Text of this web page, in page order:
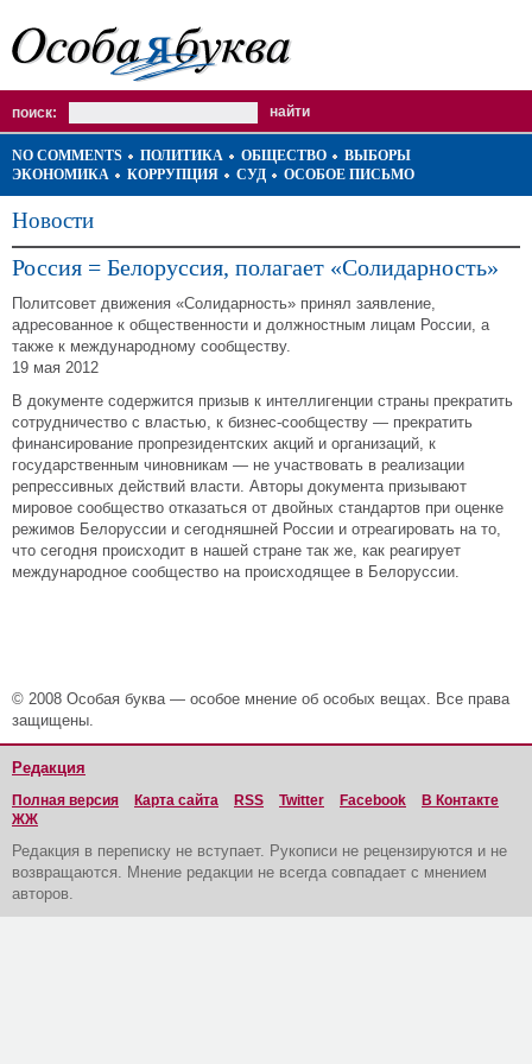
поиск:
NO COMMENTS ПОЛИТИКА ОБЩЕСТВО
ВЫБОРЫ
ЭКОНОМИКА
КОРРУПЦИЯ СУД ОСОБОЕ ПИСЬМО
Новости
Россия = Белоруссия, полагает «Солидарность»
Политсовет движения «Солидарность» принял заявление,
адресованное к общественности и должностным лицам России, а
также к международному сообществу.
19 мая 2012
В документе содержится призыв к интеллигенции страны прекратить
сотрудничество с властью, к бизнес-сообществу — прекратить
финансирование пропрезидентских акций и организаций, к
государственным чиновникам — не участвовать в реализации
репрессивных действий власти. Авторы документа призывают
мировое сообщество отказаться от двойных стандартов при оценке
режимов Белоруссии и сегодняшней России и отреагировать на то,
что сегодня происходит в нашей стране так же, как реагирует
международное сообщество на происходящее в Белоруссии.
© 2008 Особая буква — особое мнение об особых вещах. Все права
защищены.
Редакция
Полная версия Карта сайта RSS Twitter Facebook
В Контакте
ЖЖ
Редакция в переписку не вступает. Рукописи не рецензируются и не
возвращаются. Мнение редакции не всегда совпадает с мнением
авторов.